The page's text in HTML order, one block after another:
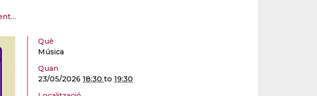
Què
Música
Quan
23/05/202618:30 to19:30